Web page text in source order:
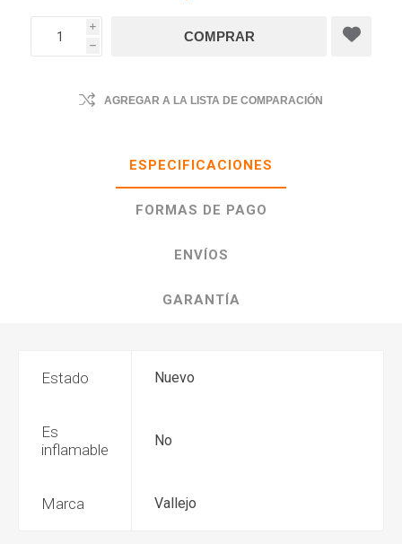
i
h
AGREGAR A LA LISTA DE COMPARACIÓN
ESPECIFICACIONES
FORMAS DE PAGO
ENVÍOS
GARANTÍA
Estado Nuevo
Es
inflamable
No
Marca Vallejo